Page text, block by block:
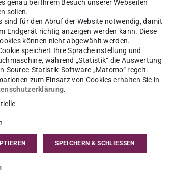
werden.
genau bei Ihrem Besuch unserer Webseiten
sollen.
sind für den Abruf der Website notwendig, damit
Endgerät richtig anzeigen werden kann. Diese
können nicht abgewählt werden.
speichert Ihre Spracheinstellung und
während „Statistik“ die Auswertung
Source-Statistik-Software „Matomo“ regelt.
zum Einsatz von Cookies erhalten Sie in
.
SPEICHERN & SCHLIESSEN